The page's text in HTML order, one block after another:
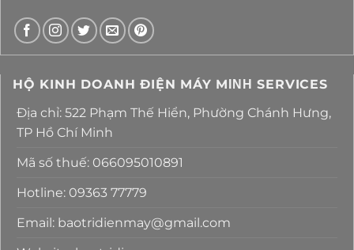
HỘ KINH DOANH ĐIỆN MÁY MΙΝΗ SERVICES
Địa chỉ: 522 Phạm Thế Hiển, Phường Chánh Hưng,
TP Hồ Chí Minh
Mã số thuế: 066095010891
Hotline: 09363 77779
Email: baotridienmay@gmail.com